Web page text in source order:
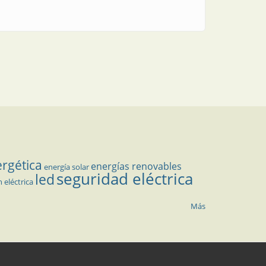
energía solar energías renovables
eléctrica ledseguridad eléctrica
Más